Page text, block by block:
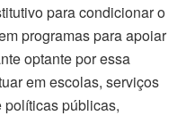
para condicionar o
programas para apoiar
optante por essa
em escolas, serviços
políticas públicas,